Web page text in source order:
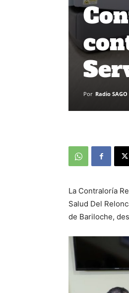
Por Radio SAGO
La Contraloría
Salud Del
de Bariloche,